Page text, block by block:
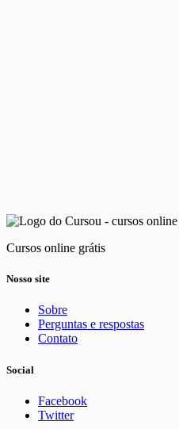
Cursos online grátis
Nosso site
Sobre
Perguntas e respostas
Contato
Social
Facebook
Twitter